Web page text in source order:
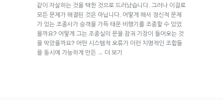
같이 자살하는 것을 택한 것으로 드러났습니다. 그러나 이걸로
모든 문제가 해결된 것은 아닙니다. 어떻게 해서 정신적 문제
가 있는 조종사가 승객을 가득 태운 비행기를 조종할 수 있었
을까요? 어떻게 그는 조종실의 문을 잠궈 기장이 들어오는 것
을 막았을까요? 어떤 시스템적 오류가 이런 치명적인 조합들
을 동시에 가능하게 만든 → 더 보기